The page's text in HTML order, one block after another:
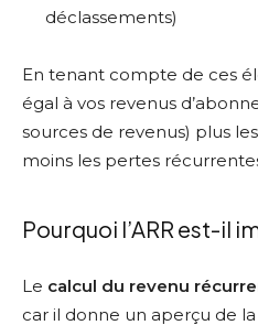
déclassements)
En tenant compte de ces
égal à vos revenus
sources de revenus) plus
moins les pertes
Pourquoi l’ARR est-il
Le calcul du revenu
car il donne un aperçu de